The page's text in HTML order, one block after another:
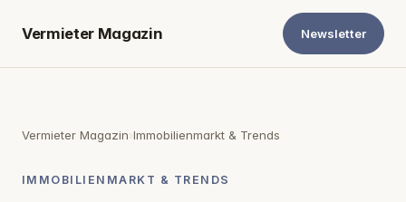
Vermieter Magazin Newsletter
Vermieter Magazin›Immobilienmarkt & Trends
IMMOBILIENMARKT & TRENDS